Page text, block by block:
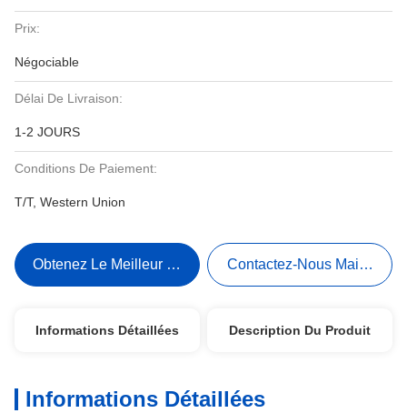
Prix:
Négociable
Délai De Livraison:
1-2 JOURS
Conditions De Paiement:
T/T, Western Union
Obtenez Le Meilleur Prix Contactez-Nous Maintenant
Informations Détaillées Description Du Produit
Informations Détaillées